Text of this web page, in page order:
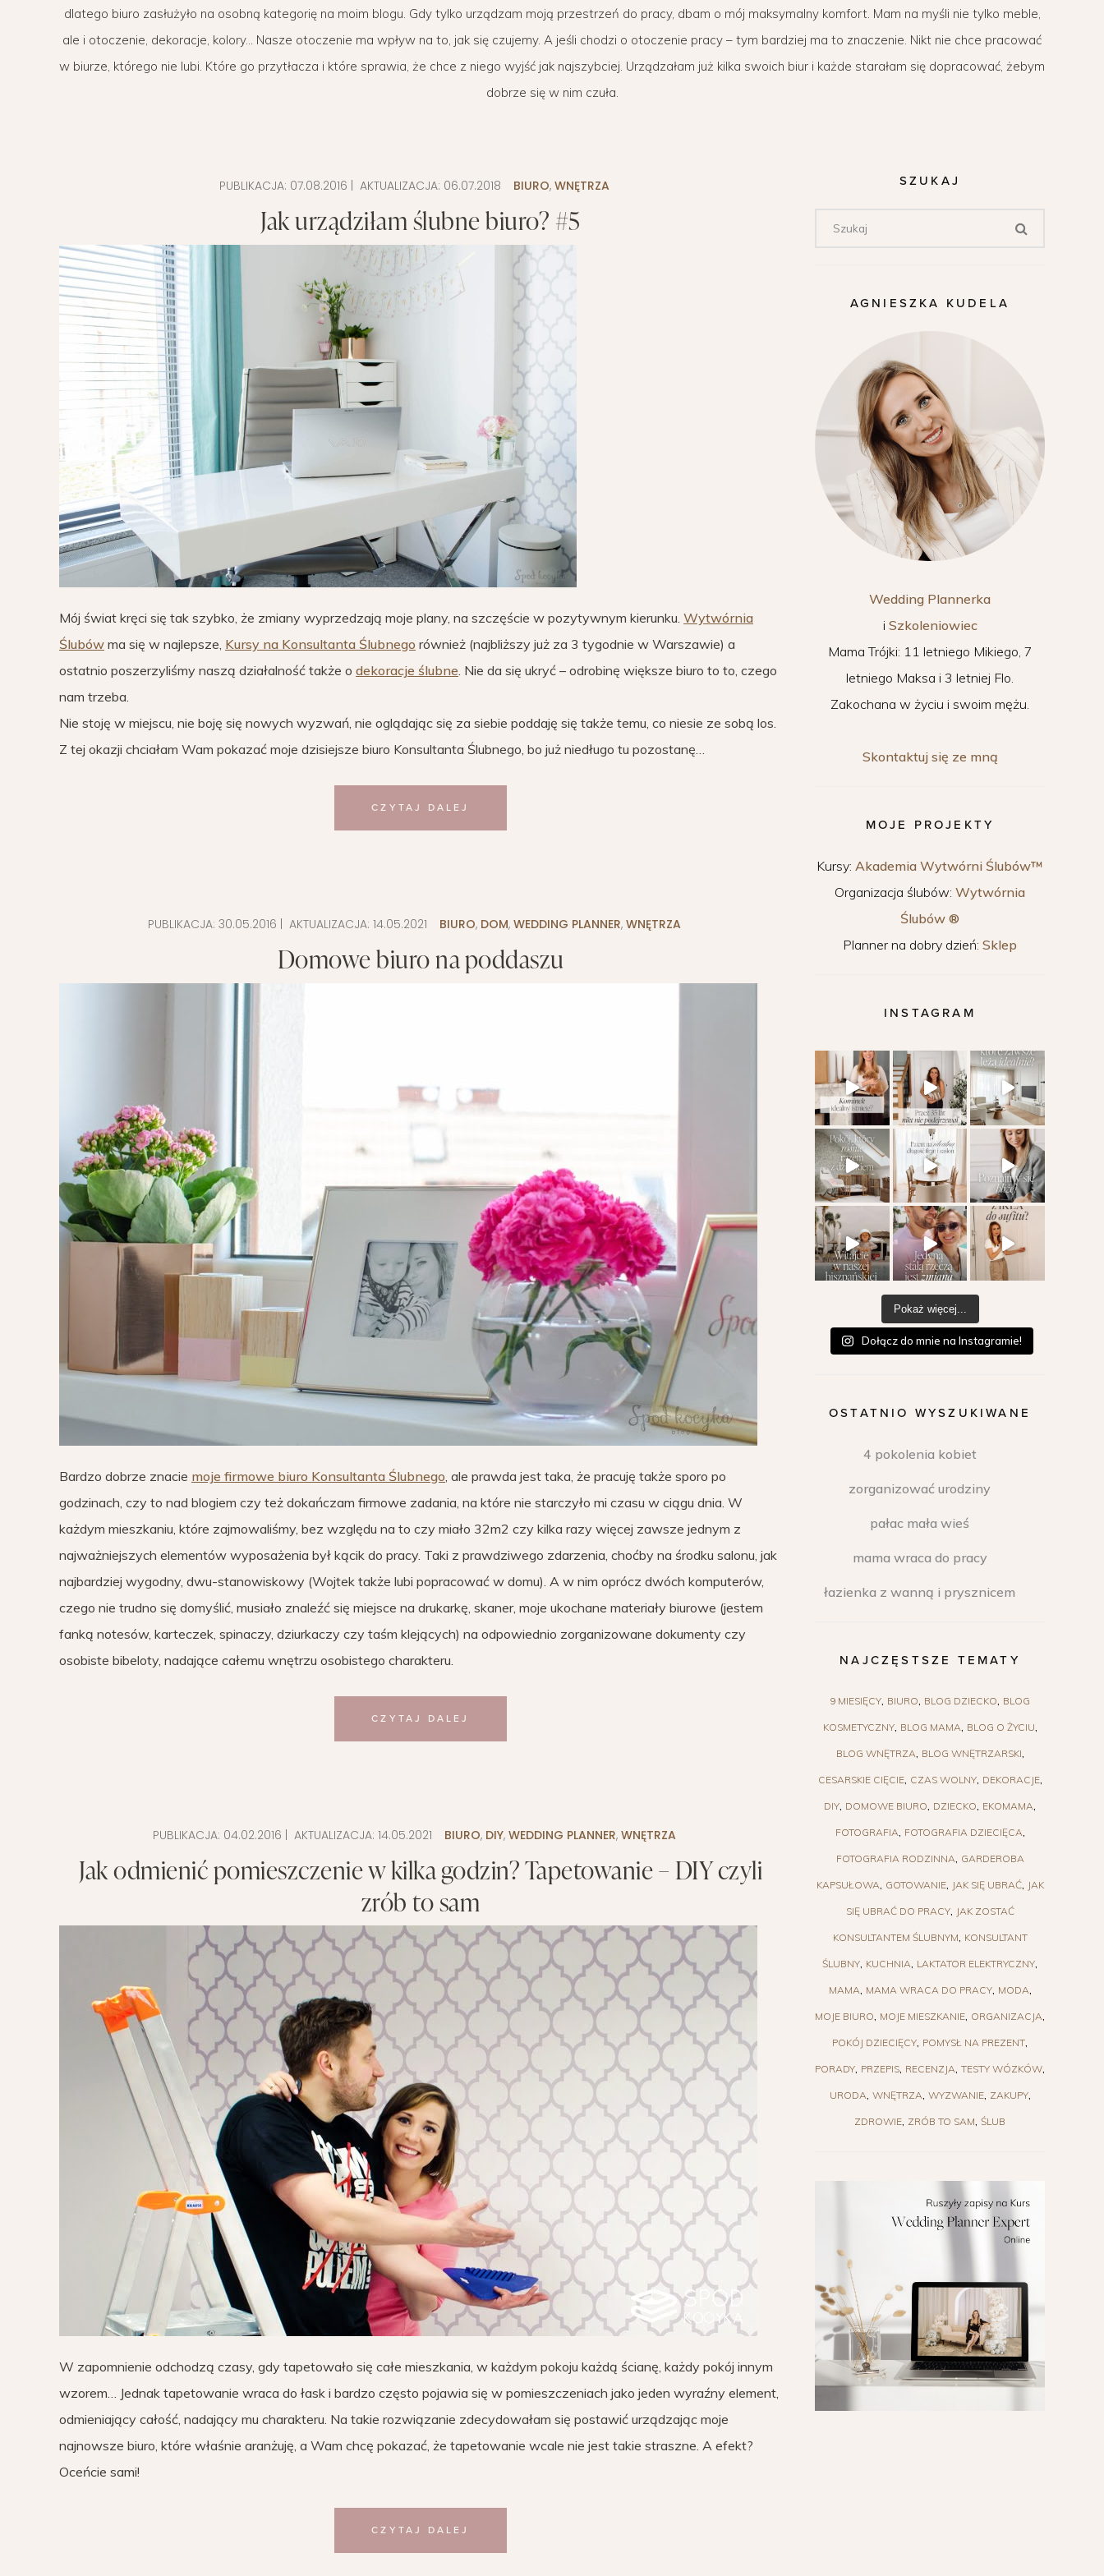
POKÓJ DZIECIĘCY
PORADY DLA RODZICÓW
WAKACJE Z DZIEĆMI
WYPRAWKA
ROZWÓJ OSOBISTY
URODA
WYPRAWKA
dlatego biuro zasłużyło na osobną kategorię na moim blogu. Gdy tylko urządzam moją przestrzeń do pracy, dbam o mój maksymalny komfort. Mam na myśli nie tylko meble,
ale i otoczenie, dekoracje, kolory… Nasze otoczenie ma wpływ na to, jak się czujemy. A jeśli chodzi o otoczenie pracy – tym bardziej ma to znaczenie. Nikt nie chce pracować
w biurze, którego nie lubi. Które go przytłacza i które sprawia, że chce z niego wyjść jak najszybciej. Urządzałam już kilka swoich biur i każde starałam się dopracować, żebym
dobrze się w nim czuła.
PUBLIKACJA: 07.08.2016 | AKTUALIZACJA: 06.07.2018 BIURO, WNĘTRZA
Jak urządziłam ślubne biuro? #5
Mój świat kręci się tak szybko, że zmiany wyprzedzają moje plany, na szczęście w pozytywnym kierunku. Wytwórnia
Ślubów ma się w najlepsze, Kursy na Konsultanta Ślubnego również (najbliższy już za 3 tygodnie w Warszawie) a
ostatnio poszerzyliśmy naszą działalność także o dekoracje ślubne . Nie da się ukryć – odrobinę większe biuro to to, czego
nam trzeba.
Nie stoję w miejscu, nie boję się nowych wyzwań, nie oglądając się za siebie poddaję się także temu, co niesie ze sobą los.
Z tej okazji chciałam Wam pokazać moje dzisiejsze biuro Konsultanta Ślubnego, bo już niedługo tu pozostanę…
CZYTAJ DALEJ
PUBLIKACJA: 30.05.2016 | AKTUALIZACJA: 14.05.2021 BIURO, DOM, WEDDING PLANNER, WNĘTRZA
Domowe biuro na poddaszu
Bardzo dobrze znacie moje firmowe biuro Konsultanta Ślubnego , ale prawda jest taka, że pracuję także sporo po
godzinach, czy to nad blogiem czy też dokańczam firmowe zadania, na które nie starczyło mi czasu w ciągu dnia. W
każdym mieszkaniu, które zajmowaliśmy, bez względu na to czy miało 32m2 czy kilka razy więcej zawsze jednym z
najważniejszych elementów wyposażenia był kącik do pracy. Taki z prawdziwego zdarzenia, choćby na środku salonu, jak
najbardziej wygodny, dwu-stanowiskowy (Wojtek także lubi popracować w domu). A w nim oprócz dwóch komputerów,
czego nie trudno się domyślić, musiało znaleźć się miejsce na drukarkę, skaner, moje ukochane materiały biurowe (jestem
fanką notesów, karteczek, spinaczy, dziurkaczy czy taśm klejących) na odpowiednio zorganizowane dokumenty czy
osobiste bibeloty, nadające całemu wnętrzu osobistego charakteru.
CZYTAJ DALEJ
PUBLIKACJA: 04.02.2016 | AKTUALIZACJA: 14.05.2021 BIURO, DIY, WEDDING PLANNER, WNĘTRZA
Jak odmienić pomieszczenie w kilka godzin? Tapetowanie – DIY czyli
zrób to sam
W zapomnienie odchodzą czasy, gdy tapetowało się całe mieszkania, w każdym pokoju każdą ścianę, każdy pokój innym
wzorem… Jednak tapetowanie wraca do łask i bardzo często pojawia się w pomieszczeniach jako jeden wyraźny element,
odmieniający całość, nadający mu charakteru. Na takie rozwiązanie zdecydowałam się postawić urządzając moje
najnowsze biuro, które właśnie aranżuję, a Wam chcę pokazać, że tapetowanie wcale nie jest takie straszne. A efekt?
Oceńcie sami!
CZYTAJ DALEJ
SZUKAJ
AGNIESZKA KUDELA
Wedding Plannerka
i Szkoleniowiec
Mama Trójki: 11 letniego Mikiego, 7
letniego Maksa i 3 letniej Flo.
Zakochana w życiu i swoim mężu.
Skontaktuj się ze mną
MOJE PROJEKTY
Kursy: Akademia Wytwórni Ślubów™
Organizacja ślubów: Wytwórnia
Ślubów ®
Planner na dobry dzień: Sklep
INSTAGRAM
Pokaż więcej...
Dołącz do mnie na Instagramie!
OSTATNIO WYSZUKIWANE
4 pokolenia kobiet
zorganizować urodziny
pałac mała wieś
mama wraca do pracy
łazienka z wanną i prysznicem
NAJCZĘSTSZE TEMATY
9 MIESIĘCY BIURO BLOG DZIECKO BLOG
KOSMETYCZNY BLOG MAMA BLOG O ŻYCIU
BLOG WNĘTRZA BLOG WNĘTRZARSKI
CESARSKIE CIĘCIE CZAS WOLNY DEKORACJE
DIY DOMOWE BIURO DZIECKO EKOMAMA
FOTOGRAFIA FOTOGRAFIA DZIECIĘCA
FOTOGRAFIA RODZINNA GARDEROBA
KAPSUŁOWA GOTOWANIE JAK SIĘ UBRAĆ JAK
SIĘ UBRAĆ DO PRACY JAK ZOSTAĆ
KONSULTANTEM ŚLUBNYM KONSULTANT
ŚLUBNY KUCHNIA LAKTATOR ELEKTRYCZNY
MAMA MAMA WRACA DO PRACY MODA
MOJE BIURO MOJE MIESZKANIE ORGANIZACJA
POKÓJ DZIECIĘCY POMYSŁ NA PREZENT
PORADY PRZEPIS RECENZJA TESTY WÓZKÓW
URODA WNĘTRZA WYZWANIE ZAKUPY
ZDROWIE ZRÓB TO SAM ŚLUB